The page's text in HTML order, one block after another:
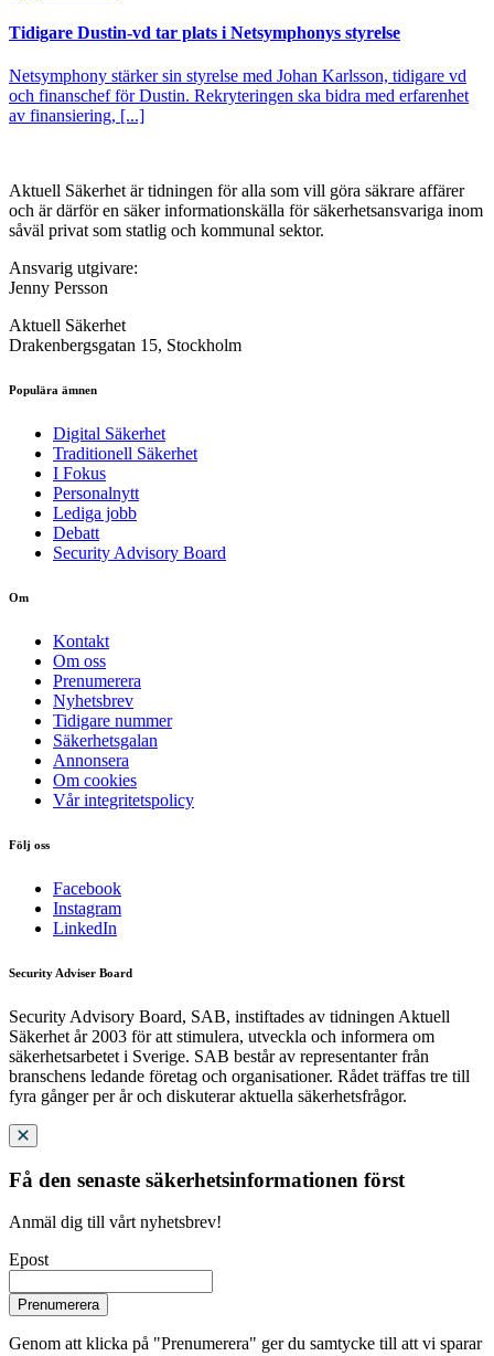
Tidigare Dustin-vd tar plats i Netsymphonys styrelse
Netsymphony stärker sin styrelse med Johan Karlsson, tidigare vd
och finanschef för Dustin. Rekryteringen ska bidra med erfarenhet
av finansiering, [...]
Aktuell Säkerhet är tidningen för alla som vill göra säkrare affärer
och är därför en säker informationskälla för säkerhets­ansvariga inom
såväl privat som statlig och kommunal sektor.
Ansvarig utgivare:
Jenny Persson
Aktuell Säkerhet
Drakenbergsgatan 15, Stockholm
Populära ämnen
Digital Säkerhet
Traditionell Säkerhet
I Fokus
Personalnytt
Lediga jobb
Debatt
Security Advisory Board
Om
Kontakt
Om oss
Prenumerera
Nyhetsbrev
Tidigare nummer
Säkerhetsgalan
Annonsera
Om cookies
Vår integritetspolicy
Följ oss
Facebook
Instagram
LinkedIn
Security Adviser Board
Security Advisory Board, SAB, instiftades av tidningen Aktuell
Säkerhet år 2003 för att stimulera, utveckla och informera om
säkerhetsarbetet i Sverige. SAB består av representanter från
branschens ledande företag och organisationer. Rådet träffas tre till
fyra gånger per år och diskuterar aktuella säkerhetsfrågor.
Få den senaste säkerhetsinformationen först
Anmäl dig till vårt nyhetsbrev!
Epost
Prenumerera
Genom att klicka på "Prenumerera" ger du samtycke till att vi sparar